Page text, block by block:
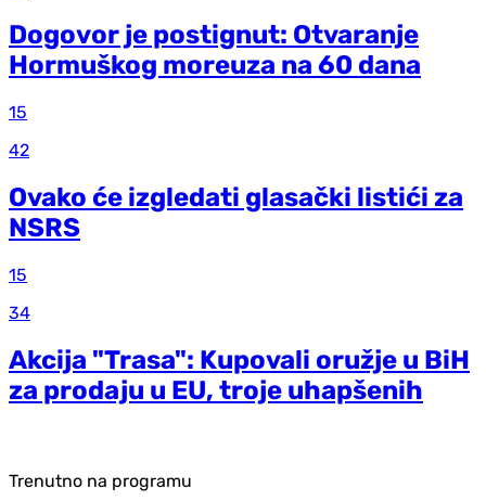
Dogovor je postignut: Otvaranje
Hormuškog moreuza na 60 dana
15
42
Ovako će izgledati glasački listići za
NSRS
15
34
Akcija "Trasa": Kupovali oružje u BiH
za prodaju u EU, troje uhapšenih
Trenutno na programu